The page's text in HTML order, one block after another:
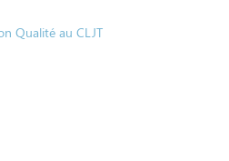
Qualité au CLJT